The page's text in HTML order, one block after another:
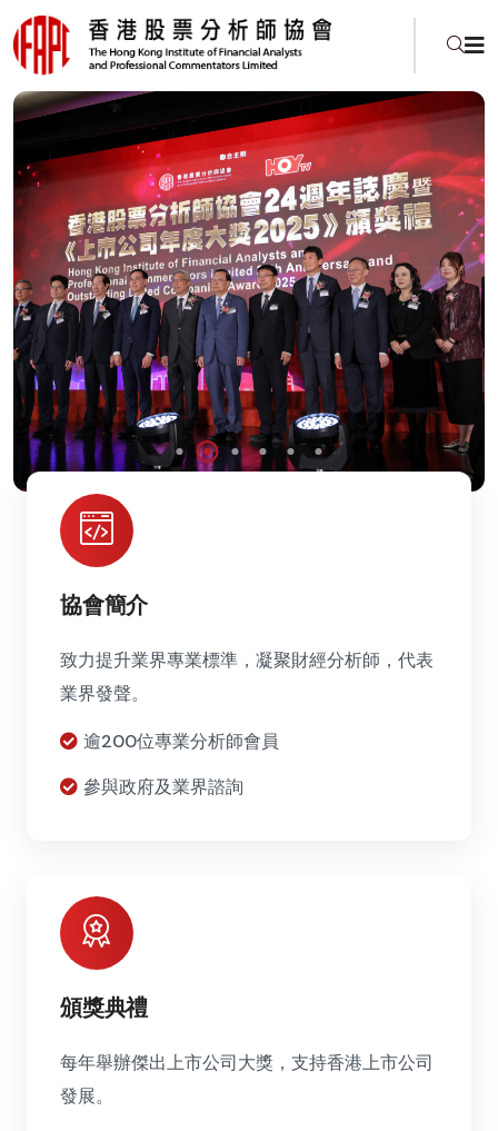
協會簡介
致力提升業界專業標準，凝聚財經分析師，代表
業界發聲。
逾200位專業分析師會員
參與政府及業界諮詢
頒獎典禮
每年舉辦傑出上市公司大獎，支持香港上市公司
發展。